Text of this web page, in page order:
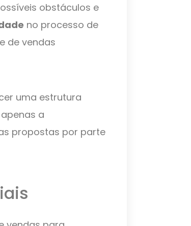
obstáculos e
no processo de
de vendas
uma estrutura
a
propostas por parte